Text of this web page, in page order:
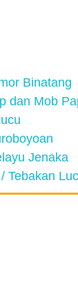
Binatang
dan Mob
Jenaka
Tebakan